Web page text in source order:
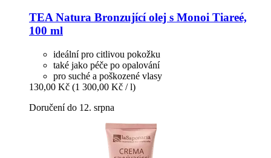
TEA Natura Bronzující olej s Monoi Tiareé,
100 ml
ideální pro citlivou pokožku
také jako péče po opalování
pro suché a poškozené vlasy
130,00 Kč (1 300,00 Kč / l)
Doručení do 12. srpna